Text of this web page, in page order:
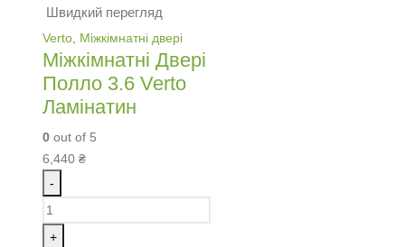
Швидкий перегляд
Verto Міжкімнатні двері
Міжкімнатні Двері
Полло 3.6 Verto
Ламінатин
0 out of 5
6,440 ₴
-
+